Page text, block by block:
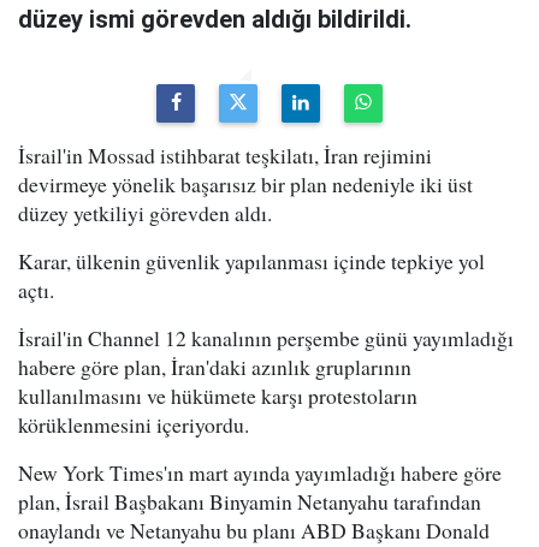
düzey ismi görevden aldığı bildirildi.
İsrail'in Mossad istihbarat teşkilatı, İran rejimini
devirmeye yönelik başarısız bir plan nedeniyle iki üst
düzey yetkiliyi görevden aldı.
Karar, ülkenin güvenlik yapılanması içinde tepkiye yol
açtı.
İsrail'in Channel 12 kanalının perşembe günü yayımladığı
habere göre plan, İran'daki azınlık gruplarının
kullanılmasını ve hükümete karşı protestoların
körüklenmesini içeriyordu.
New York Times'ın mart ayında yayımladığı habere göre
plan, İsrail Başbakanı Binyamin Netanyahu tarafından
onaylandı ve Netanyahu bu planı ABD Başkanı Donald